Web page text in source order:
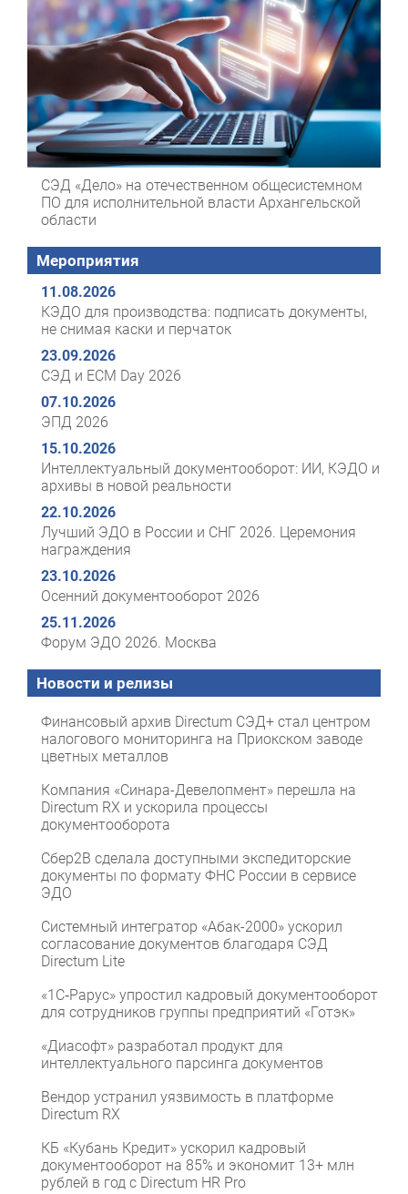
СЭД «Дело» на отечественном общесистемном
ПО для исполнительной власти Архангельской
области
Мероприятия
11.08.2026
КЭДО для производства: подписать документы,
не снимая каски и перчаток
23.09.2026
СЭД и ECM Day 2026
07.10.2026
ЭПД 2026
15.10.2026
Интеллектуальный документооборот: ИИ, КЭДО и
архивы в новой реальности
22.10.2026
Лучший ЭДО в России и СНГ 2026. Церемония
награждения
23.10.2026
Осенний документооборот 2026
25.11.2026
Форум ЭДО 2026. Москва
Новости и релизы
Финансовый архив Directum СЭД+ стал центром
налогового мониторинга на Приокском заводе
цветных металлов
Компания «Синара-Девелопмент» перешла на
Directum RX и ускорила процессы
документооборота
Сбер2B сделала доступными экспедиторские
документы по формату ФНС России в сервисе
ЭДО
Системный интегратор «Абак-2000» ускорил
согласование документов благодаря СЭД
Directum Lite
«1С‑Рарус» упростил кадровый документооборот
для сотрудников группы предприятий «Готэк»
«Диасофт» разработал продукт для
интеллектуального парсинга документов
Вендор устранил уязвимость в платформе
Directum RX
КБ «Кубань Кредит» ускорил кадровый
документооборот на 85% и экономит 13+ млн
рублей в год с Directum HR Pro